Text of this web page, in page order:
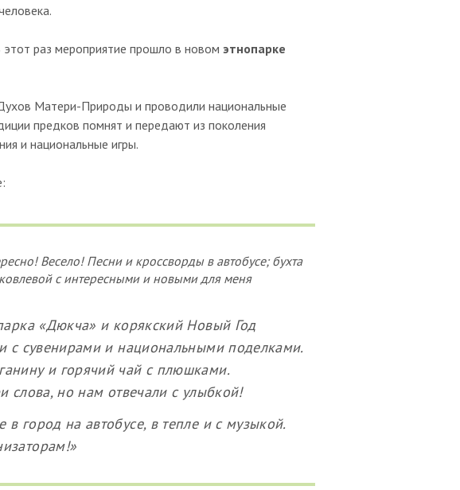
этот раз мероприятие прошло в новом этнопарке
Матери-Природы и проводили национальные
предков помнят и передают из поколения
и национальные игры.
Весело! Песни и кроссворды в автобусе; бухта
с интересными и новыми для меня
«Дюкча» и корякский Новый Год
с сувенирами и национальными поделками.
и горячий чай с плюшками.
слова, но нам отвечали с улыбкой!
город на автобусе, в тепле и с музыкой.